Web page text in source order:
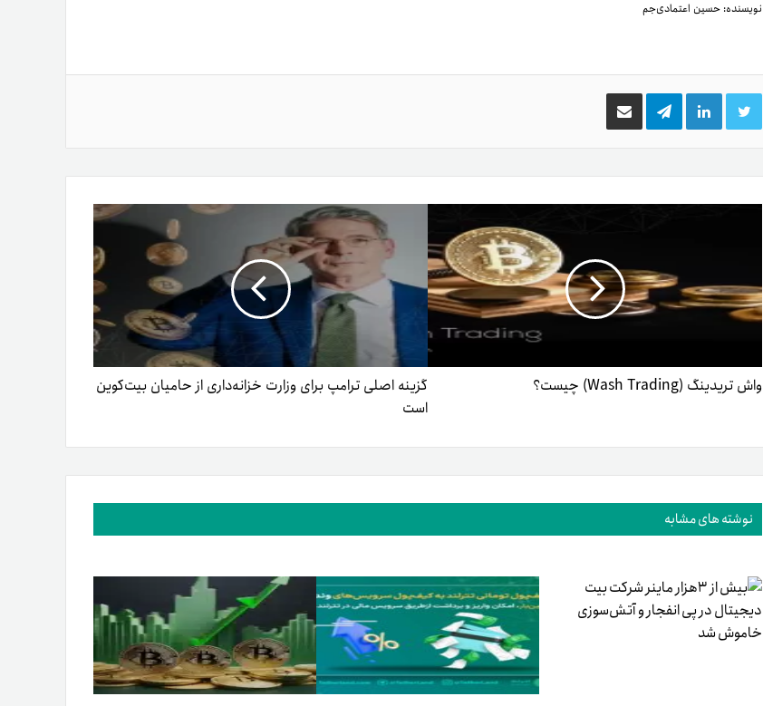
نویسنده: حسین اعتمادی‌جم
توییتر لینکدینتلگرام اشتراک
گذاری
ایمیل
واش تریدینگ (Wash Trading) چیست؟
گزینه اصلی ترامپ برای وزارت خزانه‌داری از حامیان بیت‌کوین
است
نوشته های مشابه